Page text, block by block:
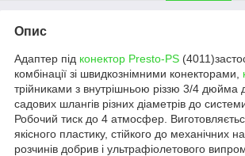
Опис
Адаптер під конектор Presto-PS (4011)
комбінації зі швидкознімними конекторами,
трійниками з внутрішньою різзю 3/4 дюйма
садових шлангів різних діаметрів до
Робочий тиск до 4 атмосфер.
якісного пластику, стійкого до механічних
розчинів добрив і ультрафіолетового